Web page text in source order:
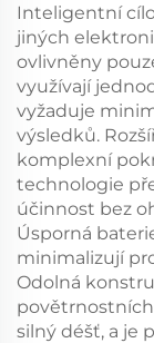
Inteligentní
jiných
ovlivněny
využívají
vyžaduje
výsledků.
komplexní
technologie
účinnost bez
Úsporná
minimalizují
Odolná
silný déšť, a je